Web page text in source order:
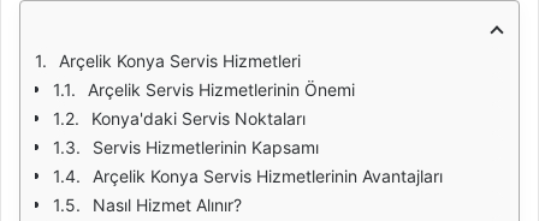
Arçelik Konya Servis Hizmetleri
Arçelik Servis Hizmetlerinin Önemi
Konya'daki Servis Noktaları
Servis Hizmetlerinin Kapsamı
Arçelik Konya Servis Hizmetlerinin Avantajları
Nasıl Hizmet Alınır?